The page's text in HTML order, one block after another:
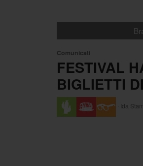
Comunicati
FESTIVAL
BIGLIETTI
Ida